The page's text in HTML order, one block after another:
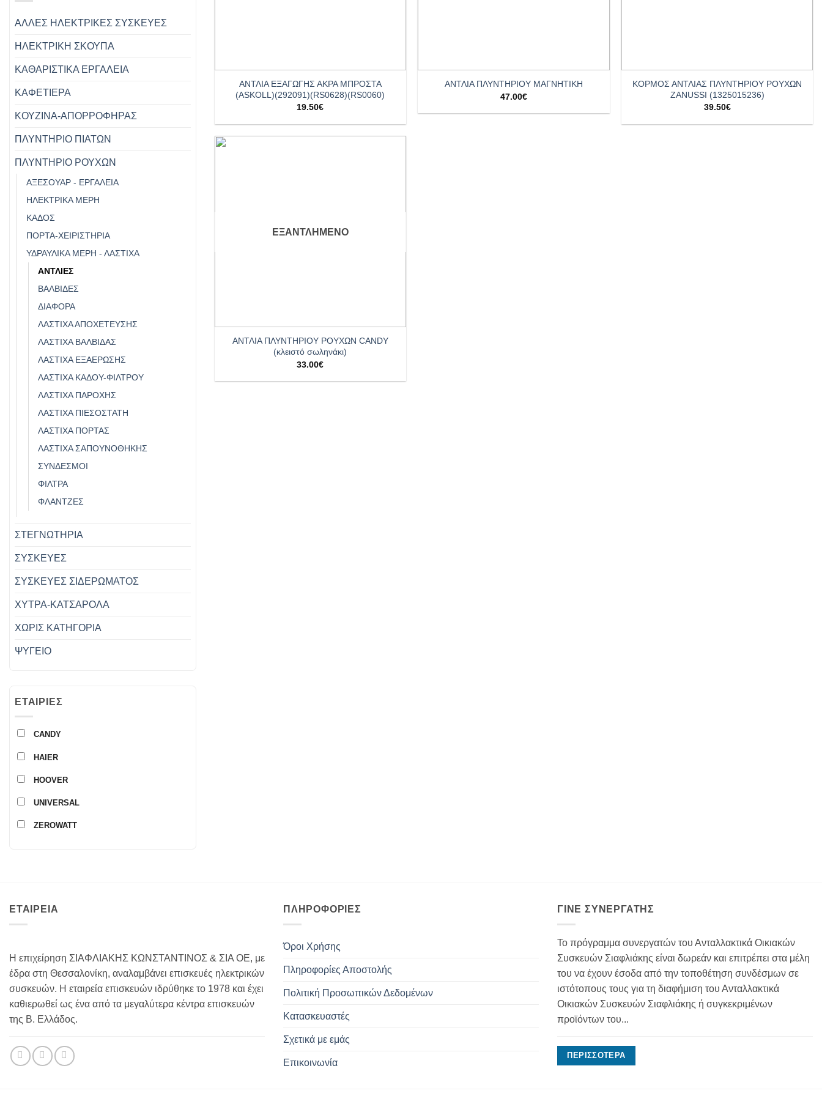
ΑΛΛΕΣ ΗΛΕΚΤΡΙΚΕΣ ΣΥΣΚΕΥΕΣ
ΗΛΕΚΤΡΙΚΗ ΣΚΟΥΠΑ
ΚΑΘΑΡΙΣΤΙΚΑ ΕΡΓΑΛΕΙΑ
ΚΑΦΕΤΙΕΡΑ
ΚΟΥΖΙΝΑ-ΑΠΟΡΡΟΦΗΡΑΣ
ΠΛΥΝΤΗΡΙΟ ΠΙΑΤΩΝ
ΠΛΥΝΤΗΡΙΟ ΡΟΥΧΩΝ
ΑΞΕΣΟΥΆΡ - ΕΡΓΑΛΕΊΑ
ΗΛΕΚΤΡΙΚΆ ΜΈΡΗ
ΚΆΔΟΣ
ΠΟΡΤΑ-ΧΕΙΡΙΣΤΗΡΙΑ
ΥΔΡΑΥΛΙΚΆ ΜΈΡΗ - ΛΆΣΤΙΧΑ
ΑΝΤΛΊΕΣ
ΒΑΛΒΊΔΕΣ
ΔΙΑΦΟΡΑ
ΛΆΣΤΙΧΑ ΑΠΟΧΈΤΕΥΣΗΣ
ΛΆΣΤΙΧΑ ΒΑΛΒΊΔΑΣ
ΛΆΣΤΙΧΑ ΕΞΑΈΡΩΣΗΣ
ΛΆΣΤΙΧΑ ΚΆΔΟΥ-ΦΊΛΤΡΟΥ
ΛΆΣΤΙΧΑ ΠΑΡΟΧΉΣ
ΛΆΣΤΙΧΑ ΠΙΕΣΟΣΤΆΤΗ
ΛΆΣΤΙΧΑ ΠΌΡΤΑΣ
ΛΆΣΤΙΧΑ ΣΑΠΟΥΝΟΘΉΚΗΣ
ΣΎΝΔΕΣΜΟΙ
ΦΊΛΤΡΑ
ΦΛΆΝΤΖΕΣ
ΣΤΕΓΝΩΤΗΡΙΑ
ΣΥΣΚΕΥΕΣ
ΣΥΣΚΕΥΕΣ ΣΙΔΕΡΩΜΑΤΟΣ
ΧΥΤΡΑ-ΚΑΤΣΑΡΟΛΑ
ΧΩΡΊΣ ΚΑΤΗΓΟΡΊΑ
ΨΥΓΕΙΟ
ΕΤΑΙΡΊΕΣ
CANDY
HAIER
HOOVER
UNIVERSAL
ZEROWATT
ΑΝΤΛΙΑ ΕΞΑΓΩΓΗΣ ΑΚΡΑ ΜΠΡΟΣΤΑ
(ASKOLL)(292091)(RS0628)(RS0060)
19.50€
ΑΝΤΛΙΑ ΠΛΥΝΤΗΡΙΟΥ ΜΑΓΝΗΤΙΚΗ
47.00€
ΚΟΡΜΟΣ ΑΝΤΛΙΑΣ ΠΛΥΝΤΗΡΙΟΥ ΡΟΥΧΩΝ
ZANUSSI (1325015236)
39.50€
ΕΞΑΝΤΛΗΜΈΝΟ
ΑΝΤΛΙΑ ΠΛΥΝΤΗΡΙΟΥ ΡΟΥΧΩΝ CANDY
(κλειστό σωληνάκι)
33.00€
ΕΤΑΙΡΕΙΑ
Η επιχείρηση ΣΙΑΦΛΙΑΚΗΣ ΚΩΝΣΤΑΝΤΙΝΟΣ & ΣΙΑ ΟΕ, με
έδρα στη Θεσσαλονίκη, αναλαμβάνει επισκευές ηλεκτρικών
συσκευών. Η εταιρεία επισκευών ιδρύθηκε το 1978 και έχει
καθιερωθεί ως ένα από τα μεγαλύτερα κέντρα επισκευών
της Β. Ελλάδος.
ΠΛΗΡΟΦΟΡΊΕΣ
Όροι Χρήσης
Πληροφορίες Αποστολής
Πολιτική Προσωπικών Δεδομένων
Κατασκευαστές
Σχετικά με εμάς
Επικοινωνία
ΓΊΝΕ ΣΥΝΕΡΓΆΤΗΣ
Το πρόγραμμα συνεργατών του Ανταλλακτικά Οικιακών
Συσκευών Σιαφλιάκης είναι δωρεάν και επιτρέπει στα μέλη
του να έχουν έσοδα από την τοποθέτηση συνδέσμων σε
ιστότοπους τους για τη διαφήμιση του Ανταλλακτικά
Οικιακών Συσκευών Σιαφλιάκης ή συγκεκριμένων
προϊόντων του...
ΠΕΡΙΣΣΌΤΕΡΑ